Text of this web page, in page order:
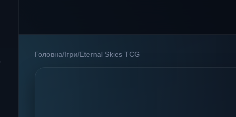
Головна/ Ігри/Eternal Skies TCG